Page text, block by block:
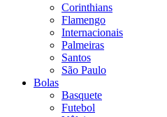
Corinthians
Flamengo
Internacionais
Palmeiras
Santos
São Paulo
Bolas
Basquete
Futebol